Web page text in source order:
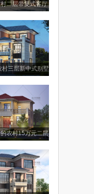
二层带复式客厅
三层新中式别墅
农村15万元二层